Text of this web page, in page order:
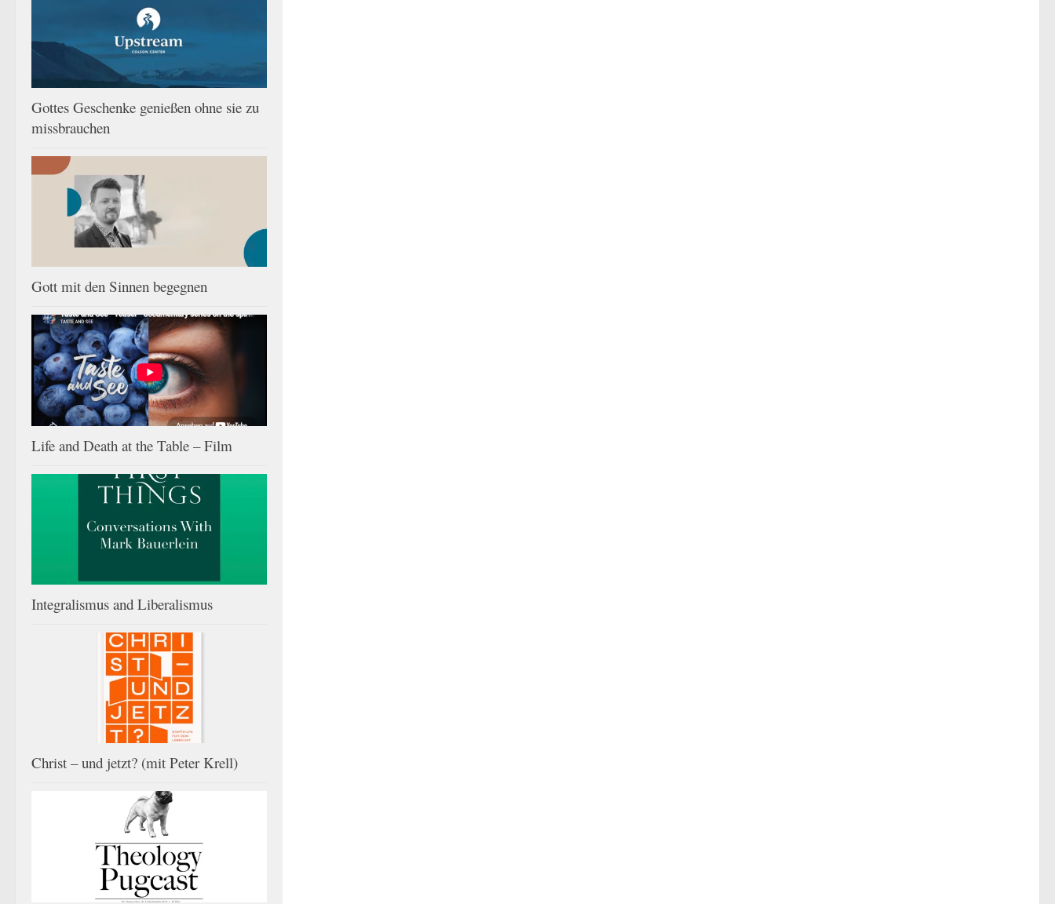
Gottes Geschenke genießen ohne sie zu
missbrauchen
Gott mit den Sinnen begegnen
Life and Death at the Table – Film
Integralismus and Liberalismus
Christ – und jetzt? (mit Peter Krell)